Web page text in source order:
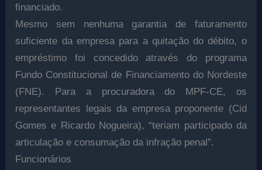
financiado.
Mesmo sem nenhuma garantia de faturamento
suficiente da empresa para a quitação do débito, o
empréstimo foi concedido através do programa
Fundo Constitucional de Financiamento do Nordeste
(FNE). Para a procuradora do MPF-CE, os
representantes legais da empresa proponente (Cid
Gomes e Ricardo Nogueira), “teriam participado da
articulação e consumação da infração penal”.
Funcionários